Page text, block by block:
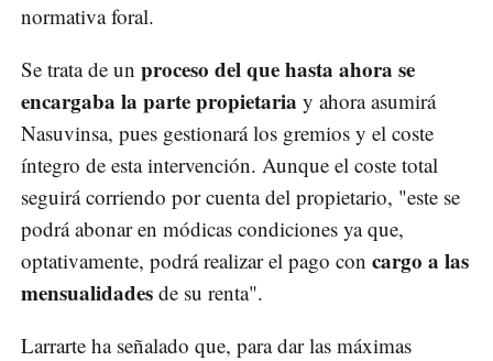
normativa foral.
Se trata de un proceso del que hasta ahora se
encargaba la parte propietaria y ahora asumirá
Nasuvinsa, pues gestionará los gremios y el coste
íntegro de esta intervención. Aunque el coste total
seguirá corriendo por cuenta del propietario, "este se
podrá abonar en módicas condiciones ya que,
optativamente, podrá realizar el pago con cargo a las
mensualidades de su renta".
Larrarte ha señalado que, para dar las máximas